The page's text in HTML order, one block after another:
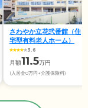
さわやか立花弐番館（住
宅型有料老人ホーム）
3.6
月額11.5万円
(入居金0万円+介護保険料)